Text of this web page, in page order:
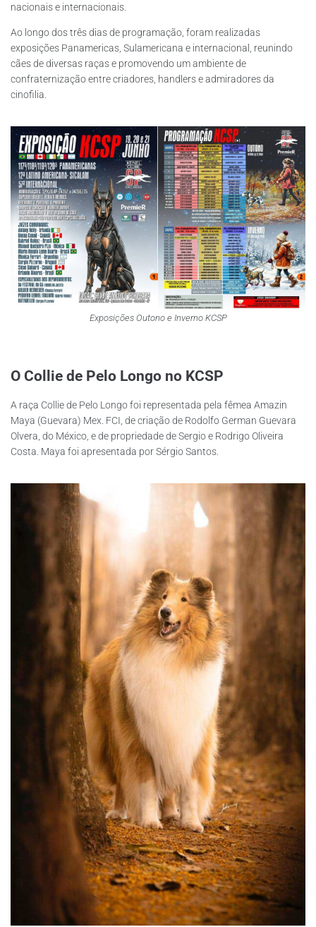
nacionais e internacionais.
Ao longo dos três dias de programação, foram realizadas
exposições Panamericas, Sulamericana e internacional, reunindo
cães de diversas raças e promovendo um ambiente de
confraternização entre criadores, handlers e admiradores da
cinofilia.
Exposições Outono e Inverno KCSP
O Collie de Pelo Longo no KCSP
A raça Collie de Pelo Longo foi representada pela fêmea Amazin
Maya (Guevara) Mex. FCI, de criação de Rodolfo German Guevara
Olvera, do México, e de propriedade de Sergio e Rodrigo Oliveira
Costa. Maya foi apresentada por Sérgio Santos.